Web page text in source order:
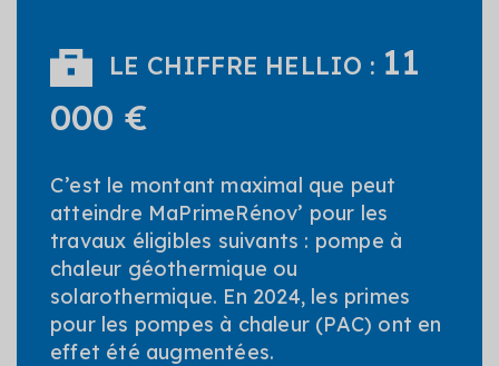
LE CHIFFRE HELLIO : 11
000 €
C’est le montant maximal que peut
atteindre MaPrimeRénov’ pour les
travaux éligibles suivants : pompe à
chaleur géothermique ou
solarothermique. En 2024, les primes
pour les pompes à chaleur (PAC) ont en
effet été augmentées.